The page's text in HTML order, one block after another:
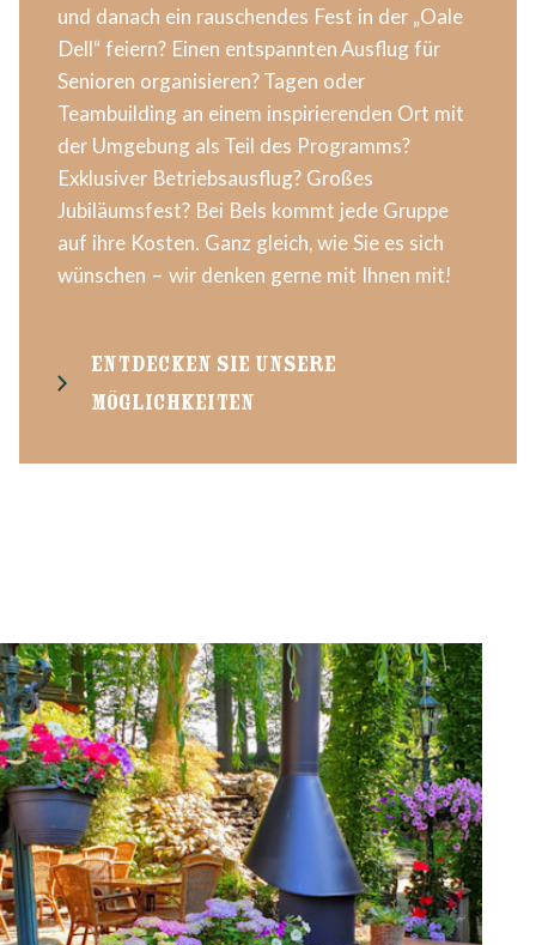
und danach ein rauschendes Fest in der „Oale
Dell“ feiern? Einen entspannten Ausflug für
Senioren organisieren? Tagen oder
Teambuilding an einem inspirierenden Ort mit
der Umgebung als Teil des Programms?
Exklusiver Betriebsausflug? Großes
Jubiläumsfest? Bei Bels kommt jede Gruppe
auf ihre Kosten. Ganz gleich, wie Sie es sich
wünschen – wir denken gerne mit Ihnen mit!
Entdecken Sie unsere
Möglichkeiten